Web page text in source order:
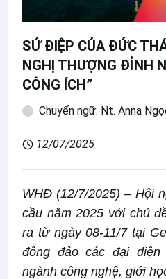
SỨ ĐIỆP CỦA ĐỨC
NGHỊ THƯỢNG ĐỈNH
CÔNG ÍCH”
Chuyển ngữ: Nt. Anna
12/07/2025
WHĐ (12/7/2025) – Hội
cầu năm 2025 với chủ
ra từ ngày 08-11/7 tại
đông đảo các đại
ngành công nghệ, giới